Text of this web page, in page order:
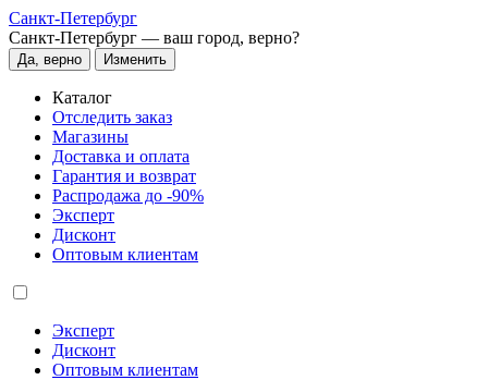
Санкт-Петербург
Санкт-Петербург — ваш город, верно?
Да, верно Изменить
Каталог
Отследить заказ
Магазины
Доставка и оплата
Гарантия и возврат
Распродажа до -90%
Эксперт
Дисконт
Оптовым клиентам
Эксперт
Дисконт
Оптовым клиентам